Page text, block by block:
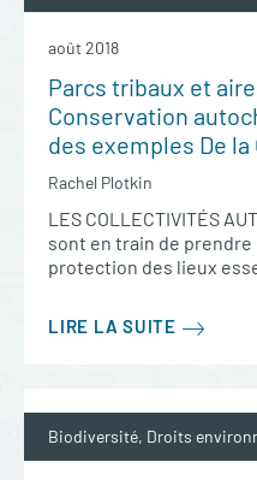
août 2018
Parcs tribaux et
Conservation
des exemples De
Rachel Plotkin
LES COLLECTIVITÉS
sont en train de
protection des lieux
LIRE LA SUITE
Biodiversité, Droits